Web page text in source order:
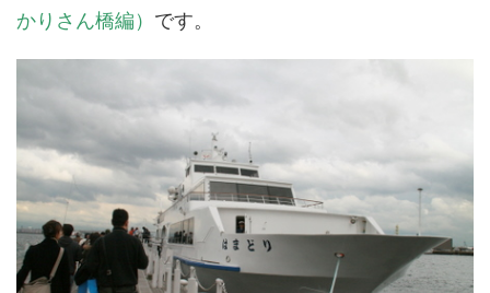
かりさん橋編） です。